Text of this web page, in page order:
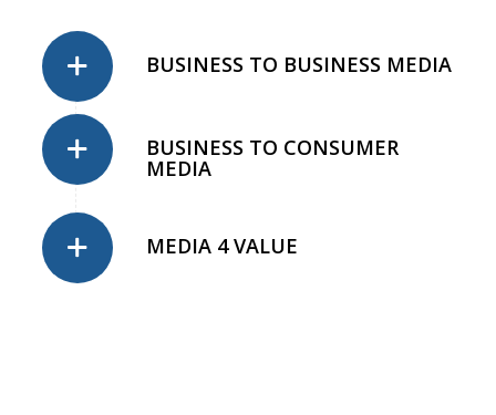
BUSINESS TO BUSINESS MEDIA
BUSINESS TO CONSUMER
MEDIA
MEDIA 4 VALUE